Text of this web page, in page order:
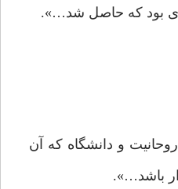
بود که حاصل شد…».
و دانشگاه که آن
باشد…».